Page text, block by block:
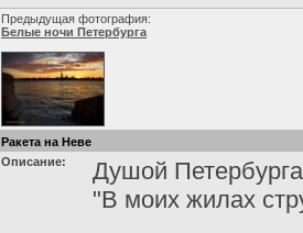
Предыдущая фотография:
Белые ночи Петербурга
Ракета на Неве
Описание:
Душой
"В моих жилах